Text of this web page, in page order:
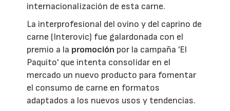
internacionalización de esta carne.
La interprofesional del ovino y del caprino de
carne (Interovic) fue galardonada con el
premio a la promoción por la campaña 'El
Paquito' que intenta consolidar en el
mercado un nuevo producto para fomentar
el consumo de carne en formatos
adaptados a los nuevos usos y tendencias.